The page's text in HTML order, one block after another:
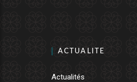
ACTUALITE
Actualités